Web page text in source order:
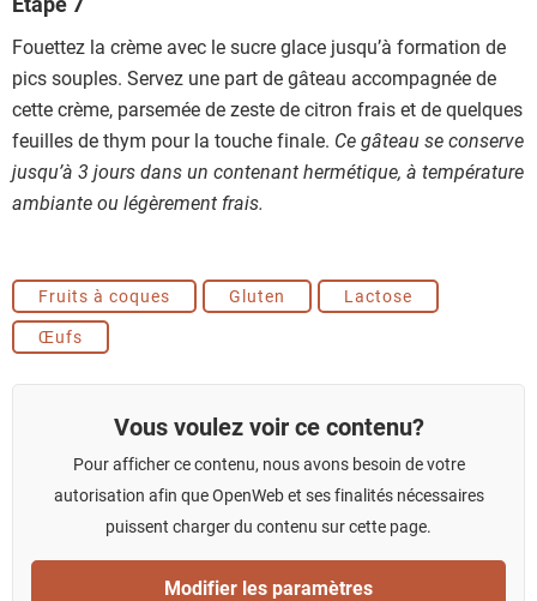
Fouettez la crème avec le sucre glace jusqu’à formation de
pics souples. Servez une part de gâteau accompagnée de
cette crème, parsemée de zeste de citron frais et de quelques
feuilles de thym pour la touche finale. Ce gâteau se conserve
jusqu’à 3 jours dans un contenant hermétique, à température
ambiante ou légèrement frais.
Fruits à coques Gluten
Lactose
Œufs
Vous voulez voir ce contenu?
Pour afficher ce contenu, nous avons besoin de votre
autorisation afin que OpenWeb et ses finalités nécessaires
puissent charger du contenu sur cette page.
Modifier les paramètres